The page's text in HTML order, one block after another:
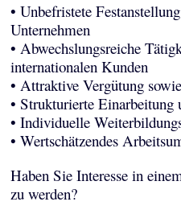
• Unbefristete
Unternehmen
• Abwechslungsreiche
internationalen Kunden
• Attraktive Vergütung
• Strukturierte Einarbeitung
• Individuelle
• Wertschätzendes
Haben Sie Interesse in
zu werden?